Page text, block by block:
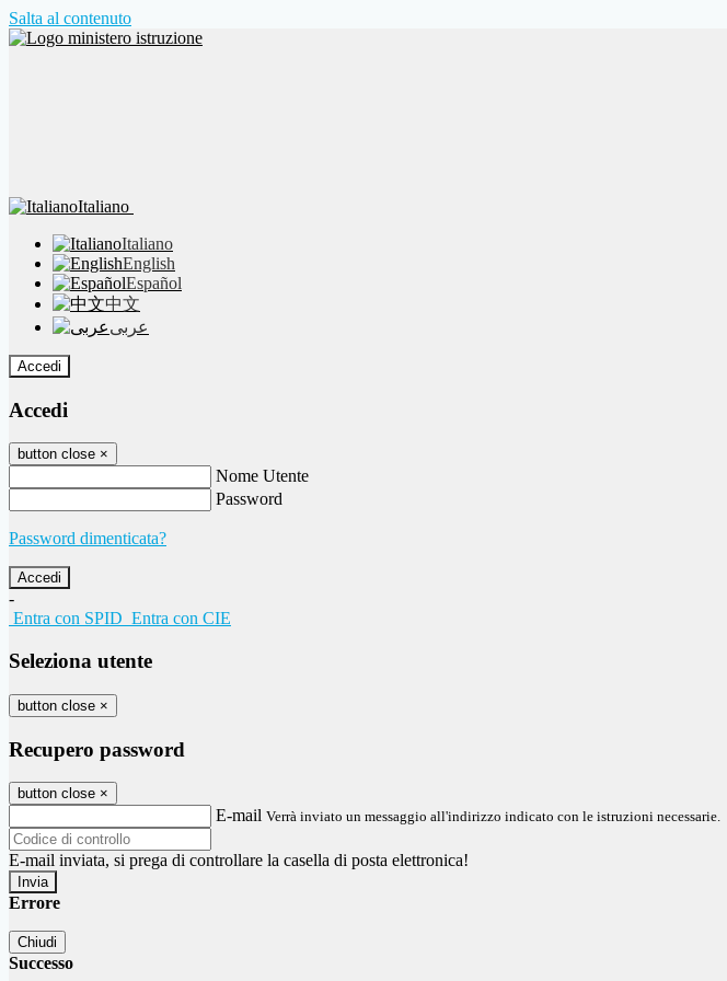
Salta al contenuto
Italiano
Italiano
English
Español
中文
عربى
Accedi
Accedi
button close ×
Nome Utente
Password
Password dimenticata?
-
Entra con SPID Entra con CIE
Seleziona utente
button close ×
Recupero password
button close ×
E-mail Verrà inviato un messaggio all'indirizzo indicato con le istruzioni necessarie.
E-mail inviata, si prega di controllare la casella di posta elettronica!
Errore
Chiudi
Successo